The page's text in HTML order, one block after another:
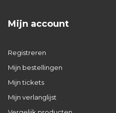
Mijn account
Registreren
Mijn bestellingen
Mijn tickets
Mijn verlanglijst